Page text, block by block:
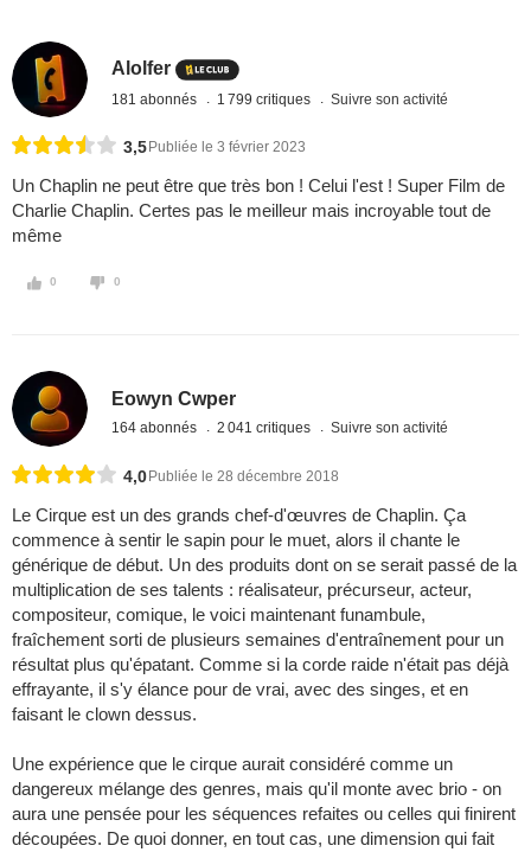
Alolfer
181 abonnés 1 799 critiques Suivre son activité
3,5 Publiée le 3 février 2023
Un Chaplin ne peut être que très bon ! Celui l'est ! Super Film de
Charlie Chaplin. Certes pas le meilleur mais incroyable tout de
même
0 0
Eowyn Cwper
164 abonnés 2 041 critiques Suivre son activité
4,0 Publiée le 28 décembre 2018
Le Cirque est un des grands chef-d'œuvres de Chaplin. Ça
commence à sentir le sapin pour le muet, alors il chante le
générique de début. Un des produits dont on se serait passé de la
multiplication de ses talents : réalisateur, précurseur, acteur,
compositeur, comique, le voici maintenant funambule,
fraîchement sorti de plusieurs semaines d'entraînement pour un
résultat plus qu'épatant. Comme si la corde raide n'était pas déjà
effrayante, il s'y élance pour de vrai, avec des singes, et en
faisant le clown dessus.
Une expérience que le cirque aurait considéré comme un
dangereux mélange des genres, mais qu'il monte avec brio - on
aura une pensée pour les séquences refaites ou celles qui finirent
découpées. De quoi donner, en tout cas, une dimension qui fait